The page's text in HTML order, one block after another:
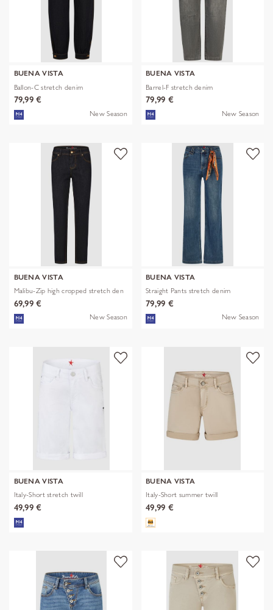
BUENA VISTA
Ballon-C stretch denim
79,99 €
New Season
BUENA VISTA
Barrel-F stretch denim
79,99 €
New Season
BUENA VISTA
Malibu-Zip high cropped stretch den
69,99 €
New Season
BUENA VISTA
Straight Pants stretch denim
79,99 €
New Season
BUENA VISTA
Italy-Short stretch twill
49,99 €
BUENA VISTA
Italy-Short summer twill
49,99 €